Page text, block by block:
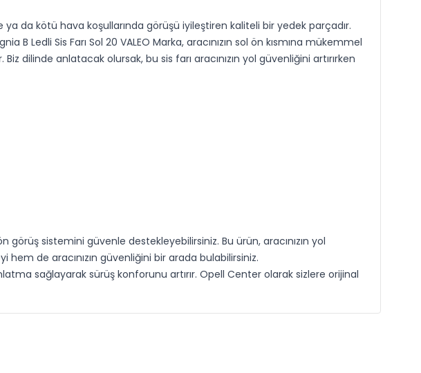
ya da kötü hava koşullarında görüşü iyileştiren kaliteli bir yedek parçadır.
Ledli Sis Farı Sol 20 VALEO Marka, aracınızın sol ön kısmına mükemmel
anlatacak olursak, bu sis farı aracınızın yol güvenliğini artırırken
görüş sistemini güvenle destekleyebilirsiniz. Bu ürün, aracınızın yol
hem de aracınızın güvenliğini bir arada bulabilirsiniz.
sağlayarak sürüş konforunu artırır. Opell Center olarak sizlere orijinal